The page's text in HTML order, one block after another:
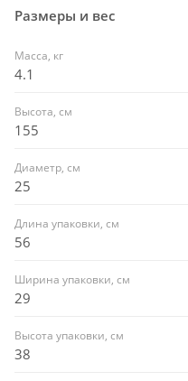
Размеры и вес
Масса, кг
4.1
Высота, см
155
Диаметр, см
25
Длина упаковки, см
56
Ширина упаковки, см
29
Высота упаковки, см
38